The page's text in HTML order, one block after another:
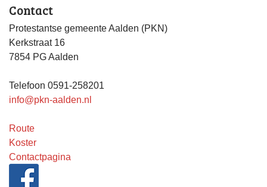
Contact
Protestantse gemeente Aalden (PKN)
Kerkstraat 16
7854 PG Aalden
Telefoon 0591-258201
info@pkn-aalden.nl
Route
Koster
Contactpagina